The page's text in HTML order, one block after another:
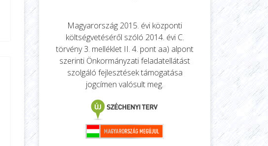
Magyarország 2015. évi központi
költségvetéséről szóló 2014. évi C.
törvény 3. melléklet II. 4. pont aa) alpont
szerinti Önkormányzati feladatellátást
szolgáló fejlesztések támogatása
jogcímen valósult meg.